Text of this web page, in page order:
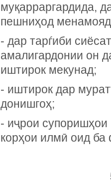
муқарраргардида,
пешниҳод
- дар тарѓиби
амалигардонии он
иштирок мекунад;
- иштирок дар
донишгоҳ;
- иҷрои супоришҳои
корҳои илмӣ оид ба